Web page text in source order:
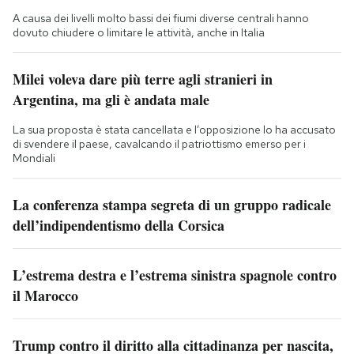
A causa dei livelli molto bassi dei fiumi diverse centrali hanno
dovuto chiudere o limitare le attività, anche in Italia
Milei voleva dare più terre agli stranieri in
Argentina, ma gli è andata male
La sua proposta è stata cancellata e l’opposizione lo ha accusato
di svendere il paese, cavalcando il patriottismo emerso per i
Mondiali
La conferenza stampa segreta di un gruppo radicale
dell’indipendentismo della Corsica
L’estrema destra e l’estrema sinistra spagnole contro
il Marocco
Trump contro il diritto alla cittadinanza per nascita,